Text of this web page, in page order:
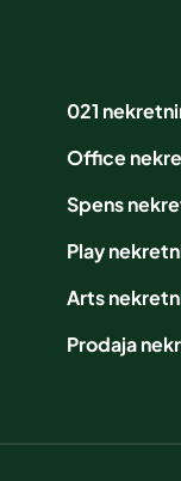
021
Office
Spens
Play
Arts
Prodaja